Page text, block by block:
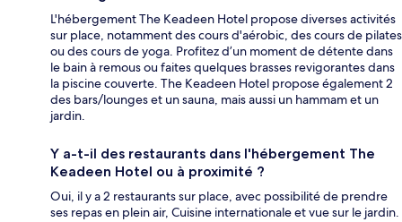
L'hébergement The Keadeen Hotel propose diverses activités
sur place, notamment des cours d'aérobic, des cours de pilates
ou des cours de yoga. Profitez d’un moment de détente dans
le bain à remous ou faites quelques brasses revigorantes dans
la piscine couverte. The Keadeen Hotel propose également 2
des bars/lounges et un sauna, mais aussi un hammam et un
jardin.
Y a-t-il des restaurants dans l'hébergement The
Keadeen Hotel ou à proximité ?
Oui, il y a 2 restaurants sur place, avec possibilité de prendre
ses repas en plein air, Cuisine internationale et vue sur le jardin.